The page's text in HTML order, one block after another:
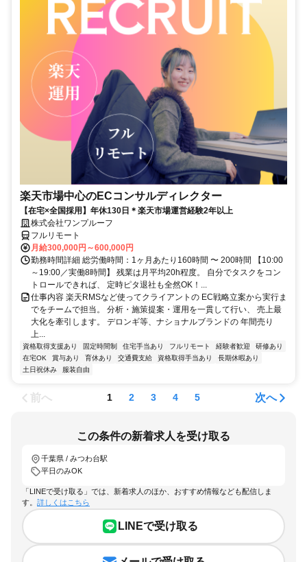
楽天市場中心のECコンサルディレクター
【在宅×全国採用】年休130日＊楽天市場運営経験2年以上
株式会社ワンプルーフ
フルリモート
月給300,000円～600,000円
勤務時間詳細 総労働時間：1ヶ月あたり160時間 〜 200時間 【10:00
～19:00／実働8時間】 残業は月平均20h程度。 自分でタスクをコン
トロールできれば、 定時ピタ退社も全然OK！...
仕事内容 楽天RMSなど使ってクライアントの EC戦略立案から実行ま
でをチームで担当。 分析・施策提案・運用を一貫して行い、 売上最
大化を牽引します。 デロンギ等、ナショナルブランドの 年間売り
上...
資格取得支援あり 固定時間制 住宅手当あり フルリモート 経験者歓迎
研修あり
在宅OK
賞与あり 育休あり 交通費支給 資格取得手当あり
長期休暇あり
土日祝休み
服装自由
前へ 1 2 3 4 5 次へ
この条件の新着求人を受け取る
千葉県 / みつわ台駅
平日のみOK
「LINEで受け取る」では、新着求人のほか、おすすめ情報なども配信しま
す。 詳しくはこちら
LINEで受け取る